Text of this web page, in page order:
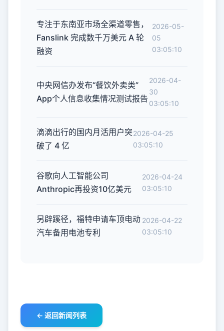
专注于东南亚市场全渠道零售，
Fanslink 完成数千万美元 A 轮
融资
2026-05-
05
03:05:10
中央网信办发布“餐饮外卖类”
App个人信息收集情况测试报告
2026-04-
30
03:05:10
滴滴出行的国内月活用户突
破了 4 亿
2026-04-25
03:05:10
谷歌向人工智能公司
Anthropic再投资10亿美元
2026-04-24
03:05:10
另辟蹊径，福特申请车顶电动
汽车备用电池专利
2026-04-22
03:05:10
← 返回新闻列表